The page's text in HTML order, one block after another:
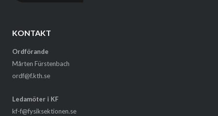
KONTAKT
Ordförande
Mårten Fürstenbach
ordf@f.kth.se
Ledamöter i KF
kf-f@fysiksektionen.se